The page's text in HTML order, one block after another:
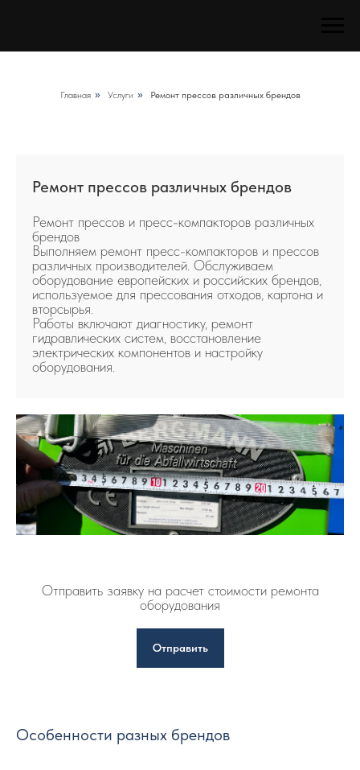
Главная » Услуги » Ремонт прессов различных брендов
Ремонт прессов различных брендов
Ремонт прессов и пресс-компакторов различных
брендов
Выполняем ремонт пресс-компакторов и прессов
различных производителей. Обслуживаем
оборудование европейских и российских брендов,
используемое для прессования отходов, картона и
вторсырья.
Работы включают диагностику, ремонт
гидравлических систем, восстановление
электрических компонентов и настройку
оборудования.
Отправить заявку на расчет стоимости ремонта
оборудования
Отправить
Особенности разных брендов